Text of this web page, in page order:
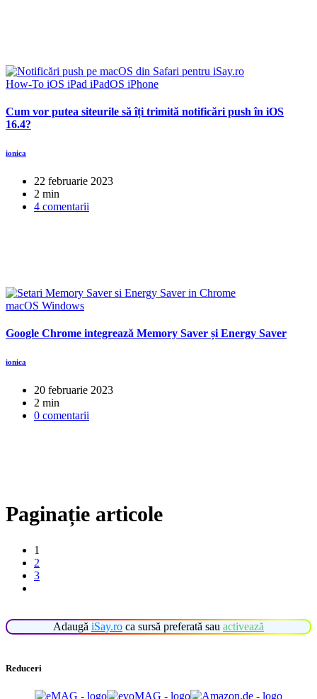
How-To iOS iPad iPadOS iPhone
Cum vor putea siteurile să îți trimită notificări push în iOS
16.4?
ionica
22 februarie 2023
2 min
4 comentarii
macOS Windows
Google Chrome integrează Memory Saver și Energy Saver
ionica
20 februarie 2023
2 min
0 comentarii
Paginație articole
1
2
3
Adaugă iSay.ro ca sursă preferată sau activează
Reduceri